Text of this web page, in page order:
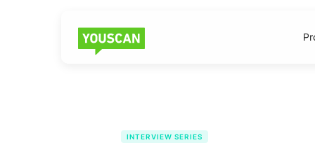
INTERVIEW SERIES